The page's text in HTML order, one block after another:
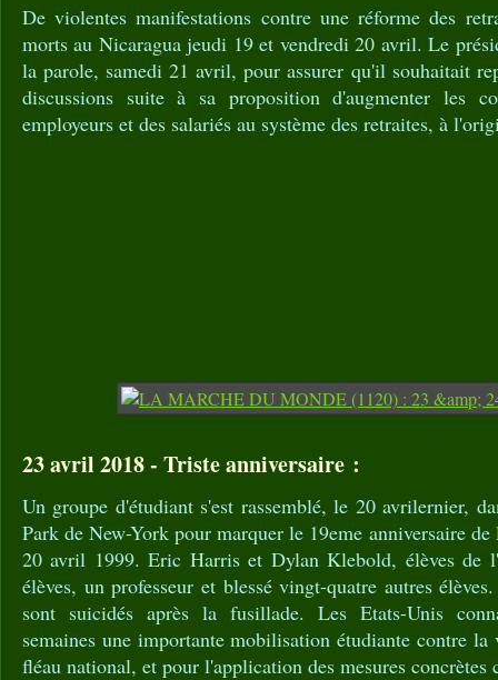
De violentes manifestations contre une réforme des
morts au Nicaragua jeudi 19 et vendredi 20 avril. Le
la parole, samedi 21 avril, pour assurer qu'il souhaitait
discussions suite à sa proposition d'augmenter les
employeurs et des salariés au système des retraites, à
23 avril 2018 - Triste anniversaire :
Un groupe d'étudiant s'est rassemblé, le 20 avrilernier,
Park de New-York pour marquer le 19eme anniversaire
20 avril 1999. Eric Harris et Dylan Klebold, élèves de
élèves, un professeur et blessé vingt-quatre autres
sont suicidés après la fusillade. Les Etats-Unis
semaines une importante mobilisation étudiante contre
fléau national, et pour l'application des mesures